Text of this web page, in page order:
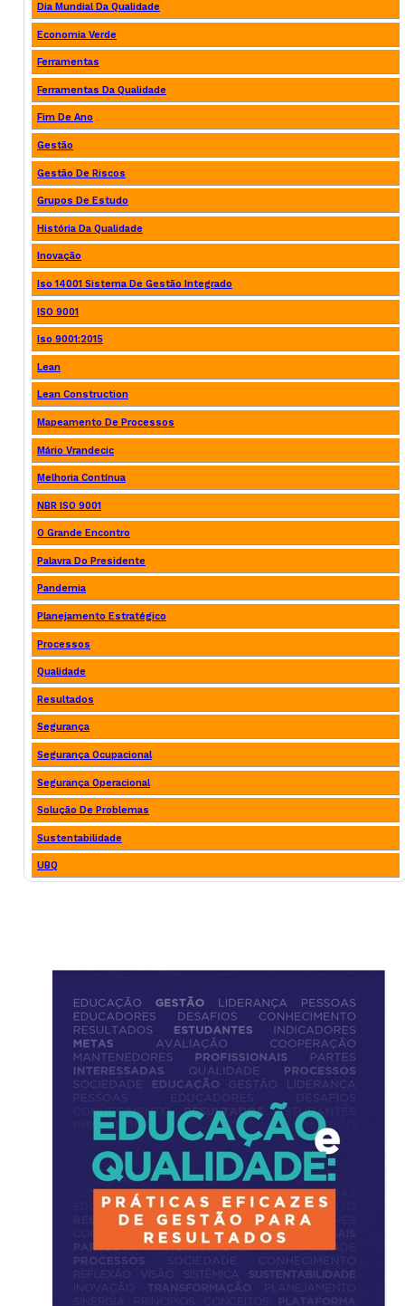
Dia Mundial Da Qualidade
Economia Verde
Ferramentas
Ferramentas Da Qualidade
Fim De Ano
Gestão
Gestão De Riscos
Grupos De Estudo
História Da Qualidade
Inovação
Iso 14001 Sistema De Gestão Integrado
ISO 9001
Iso 9001:2015
Lean
Lean Construction
Mapeamento De Processos
Mário Vrandecic
Melhoria Contínua
NBR ISO 9001
O Grande Encontro
Palavra Do Presidente
Pandemia
Planejamento Estratégico
Processos
Qualidade
Resultados
Segurança
Segurança Ocupacional
Segurança Operacional
Solução De Problemas
Sustentabilidade
UBQ